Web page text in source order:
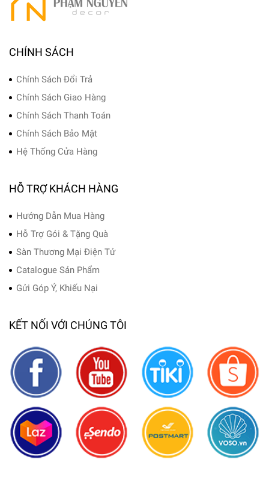
CHÍNH SÁCH
Chính Sách Đổi Trả
Chính Sách Giao Hàng
Chính Sách Thanh Toán
Chính Sách Bảo Mật
Hệ Thống Cửa Hàng
HỖ TRỢ KHÁCH HÀNG
Hướng Dẫn Mua Hàng
Hỗ Trợ Gói & Tặng Quà
Sàn Thương Mại Điện Tử
Catalogue Sản Phẩm
Gửi Góp Ý, Khiếu Nại
KẾT NỐI VỚI CHÚNG TÔI